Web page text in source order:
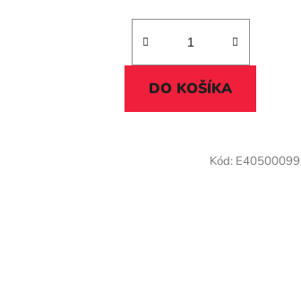
DO KOŠÍKA
Kód: E40500099